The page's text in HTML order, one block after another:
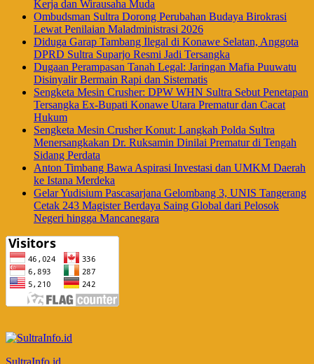
Kerja dan Wirausaha Muda
Ombudsman Sultra Dorong Perubahan Budaya Birokrasi
Lewat Penilaian Maladministrasi 2026
Diduga Garap Tambang Ilegal di Konawe Selatan, Anggota
DPRD Sultra Suparjo Resmi Jadi Tersangka
Dugaan Perampasan Tanah Legal: Jaringan Mafia Puuwatu
Disinyalir Bermain Rapi dan Sistematis
Sengketa Mesin Crusher: DPW WHN Sultra Sebut Penetapan
Tersangka Ex-Bupati Konawe Utara Prematur dan Cacat
Hukum
Sengketa Mesin Crusher Konut: Langkah Polda Sultra
Menersangkakan Dr. Ruksamin Dinilai Prematur di Tengah
Sidang Perdata
Anton Timbang Bawa Aspirasi Investasi dan UMKM Daerah
ke Istana Merdeka
Gelar Yudisium Pascasarjana Gelombang 3, UNIS Tangerang
Cetak 243 Magister Berdaya Saing Global dari Pelosok
Negeri hingga Mancanegara
SultraInfo.id